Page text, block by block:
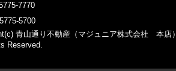
7770
5700
青山通り不動産（マジュニア株式会社 本店）
Reserved.